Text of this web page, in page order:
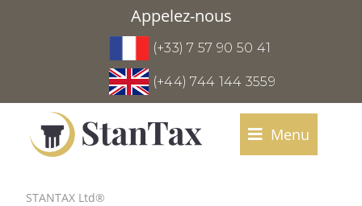
Appelez-nous
(+33) 7 57 90 50 41
(+44) 744 144 3559
Menu
STANTAX Ltd®